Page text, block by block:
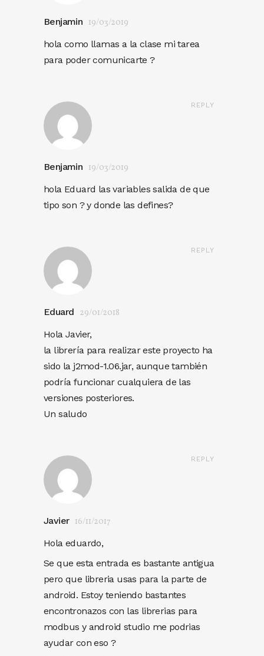
Benjamin 19/03/2019
hola como llamas a la clase mi tarea
para poder comunicarte ?
REPLY
Benjamin 19/03/2019
hola Eduard las variables salida de que
tipo son ? y donde las defines?
REPLY
Eduard 29/01/2018
Hola Javier,
la librería para realizar este proyecto ha
sido la j2mod-1.06.jar, aunque también
podría funcionar cualquiera de las
versiones posteriores.
Un saludo
REPLY
Javier 16/11/2017
Hola eduardo,
Se que esta entrada es bastante antigua
pero que libreria usas para la parte de
android. Estoy teniendo bastantes
encontronazos con las librerias para
modbus y android studio me podrias
ayudar con eso ?